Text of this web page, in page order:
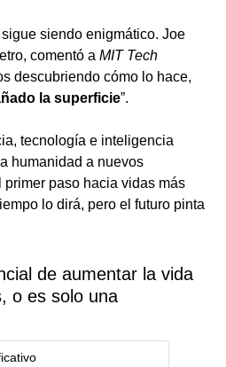
siendo enigmático. Joe
comentó a MIT Tech
descubriendo cómo lo hace,
la superficie”.
tecnología e inteligencia
humanidad a nuevos
primer paso hacia vidas más
lo dirá, pero el futuro pinta
de aumentar la vida
o es solo una